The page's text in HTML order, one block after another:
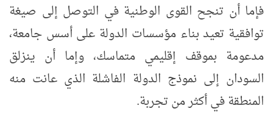
فإما أن تنجح القوى الوطنية في التوصل إلى صيغة
توافقية تعيد بناء مؤسسات الدولة على أسس جامعة،
مدعومة بموقف إقليمي متماسك، وإما أن ينزلق
السودان إلى نموذج الدولة الفاشلة الذي عانت منه
المنطقة في أكثر من تجربة.